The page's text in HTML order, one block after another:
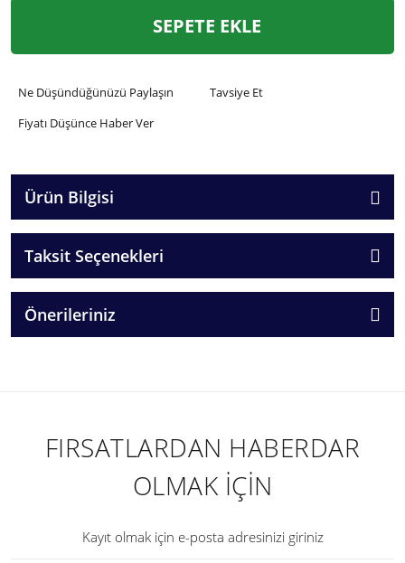
SEPETE EKLE
Ne Düşündüğünüzü Paylaşın
Tavsiye Et
Fiyatı Düşünce Haber Ver
Ürün Bilgisi
Taksit Seçenekleri
Önerileriniz
FIRSATLARDAN HABERDAR
OLMAK İÇİN